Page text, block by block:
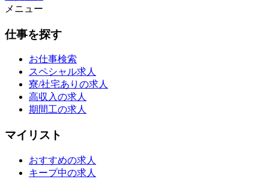
メニュー
仕事を探す
お仕事検索
スペシャル求人
寮/社宅ありの求人
高収入の求人
期間工の求人
マイリスト
おすすめの求人
キープ中の求人